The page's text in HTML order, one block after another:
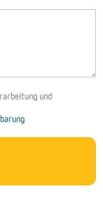
und